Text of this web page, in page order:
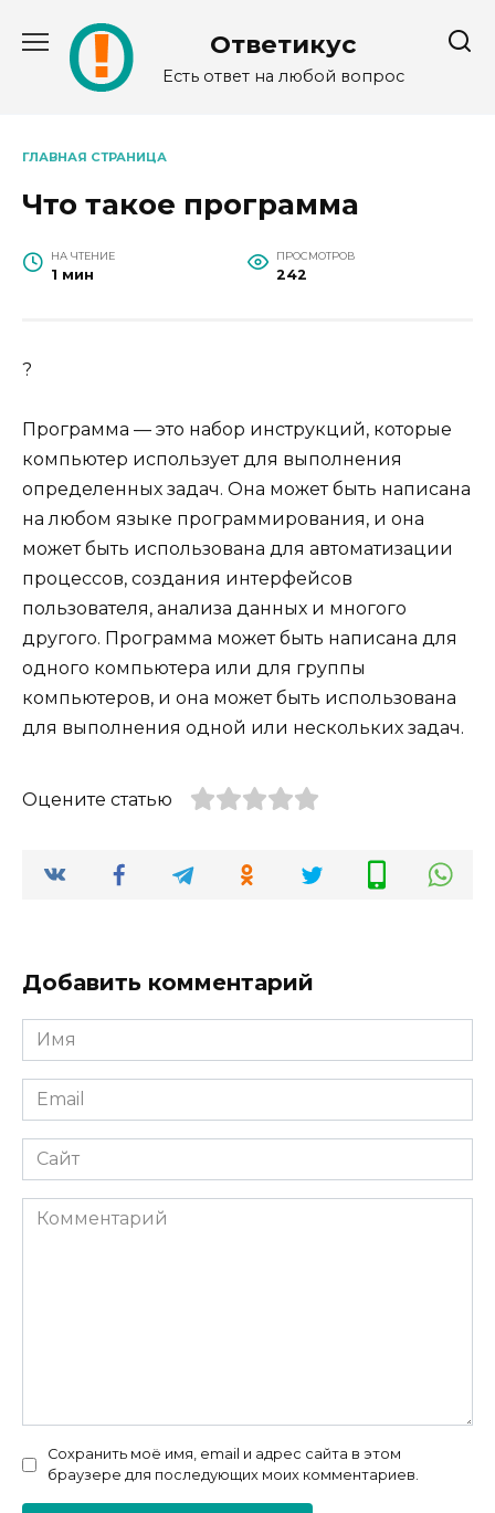
содержанию
Ответикус
Есть ответ на любой вопрос
ГЛАВНАЯ СТРАНИЦА
Что такое программа
НА ЧТЕНИЕ
1 мин
ПРОСМОТРОВ
242
?
Программа — это набор инструкций, которые
компьютер использует для выполнения
определенных задач. Она может быть написана
на любом языке программирования, и она
может быть использована для автоматизации
процессов, создания интерфейсов
пользователя, анализа данных и многого
другого. Программа может быть написана для
одного компьютера или для группы
компьютеров, и она может быть использована
для выполнения одной или нескольких задач.
Оцените статью
Добавить комментарий
Имя
*
Email
*
Сайт
Комментарий
Сохранить моё имя, email и адрес сайта в этом
браузере для последующих моих комментариев.